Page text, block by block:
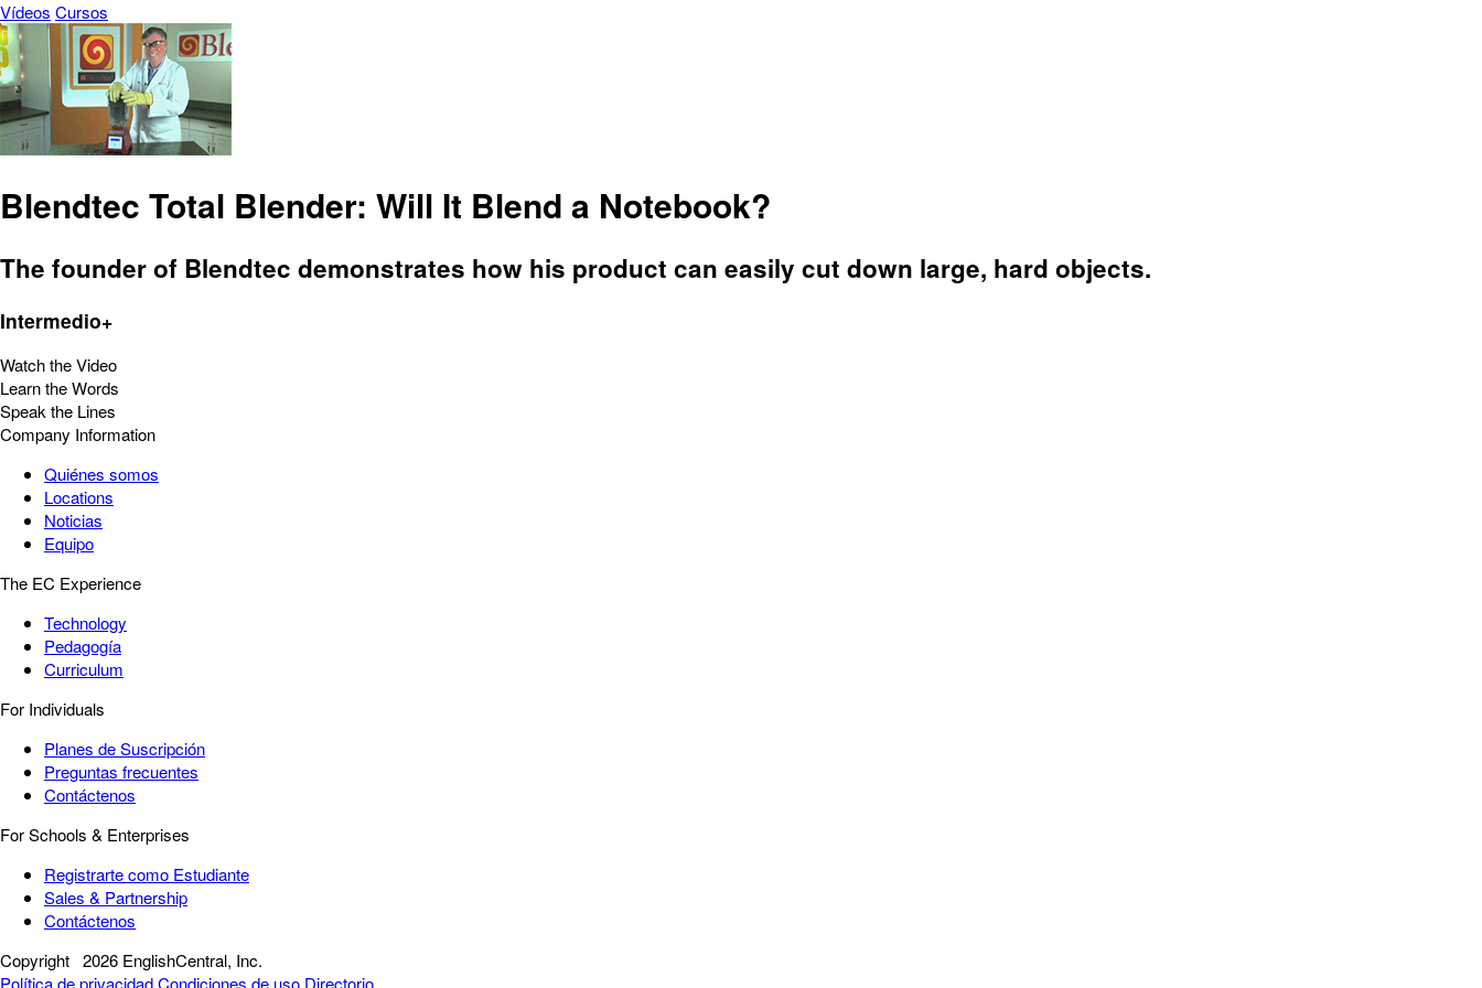
Vídeos Cursos
Blendtec Total Blender: Will It Blend a Notebook?
The founder of Blendtec demonstrates how his product can easily cut down large, hard objects.
Intermedio+
Watch the Video
Learn the Words
Speak the Lines
Company Information
Quiénes somos
Locations
Noticias
Equipo
The EC Experience
Technology
Pedagogía
Curriculum
For Individuals
Planes de Suscripción
Preguntas frecuentes
Contáctenos
For Schools & Enterprises
Registrarte como Estudiante
Sales & Partnership
Contáctenos
Copyright 2026 EnglishCentral, Inc.